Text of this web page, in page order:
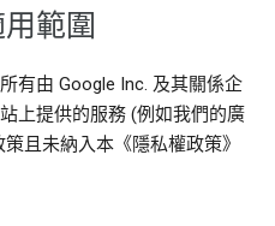
範圍
有由 Google Inc. 及其關係企
上提供的服務 (例如我們的廣
且未納入本《隱私權政策》